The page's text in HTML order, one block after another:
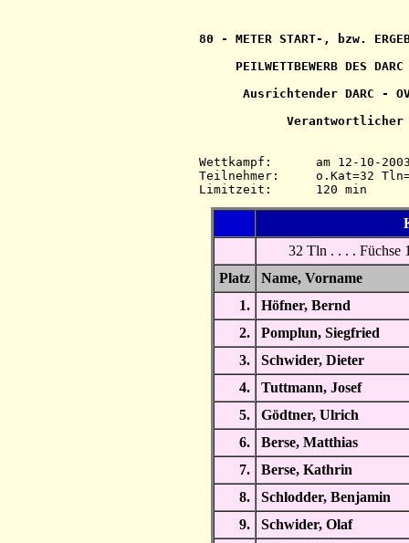
80 - METER START-, bzw.
PEILWETTBEWERB DES
Ausrichtender DARC -
Wettkampf:  	am 12-10-2003   ab 10.00 Uhr   im 80-m-Band
Teilnehmer: 	o.Kat=32 Tln=32 +Hel=37
32 Tln . . . . Füchse
Platz
Name, Vorname
1.
Höfner, Bernd
2.
Pomplun, Siegfried
3.
Schwider, Dieter
4.
Tuttmann, Josef
5.
Gödtner, Ulrich
6.
Berse, Matthias
7.
Berse, Kathrin
8.
Schlodder, Benjamin
9.
Schwider, Olaf